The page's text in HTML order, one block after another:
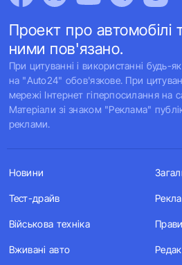
Проект про автомобілі
ними пов'язано.
При цитуванні і використанні будь-
на "Auto24" обов'язкове. При
мережі Інтернет гіперпосилання на
Матеріали зі знаком "Реклама"
реклами.
Новини
Тест-драйв
Військова техніка
Вживані авто